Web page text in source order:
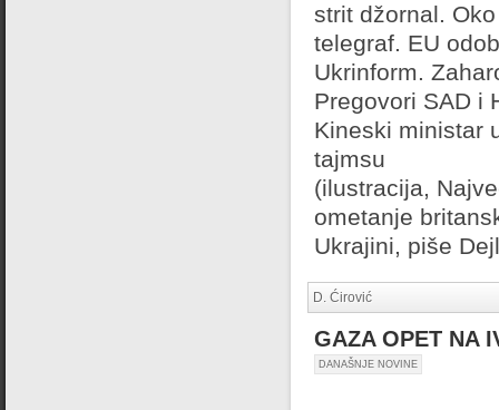
strit džornal.
telegraf. EU
Ukrinform.
Pregovori SAD i
Kineski ministar
tajmsu
(ilustracija,
ometanje
Ukrajini, piše
D. Ćirović
GAZA OPET NA
DANAŠNJE NOVINE